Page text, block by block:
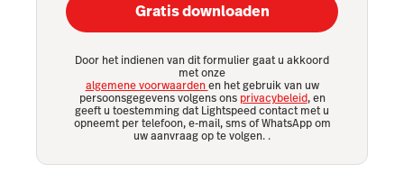
Gratis downloaden
Door het indienen van dit formulier gaat u akkoord
met onze
algemene voorwaardenen het gebruik van uw
persoonsgegevens volgens ons privacybeleid, en
geeft u toestemming dat Lightspeed contact met u
opneemt per telefoon, e-mail, sms of WhatsApp om
uw aanvraag op te volgen. .